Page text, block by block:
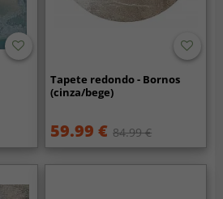
Tapete redondo - Bornos
(cinza/bege)
59.99 € 84.99 €